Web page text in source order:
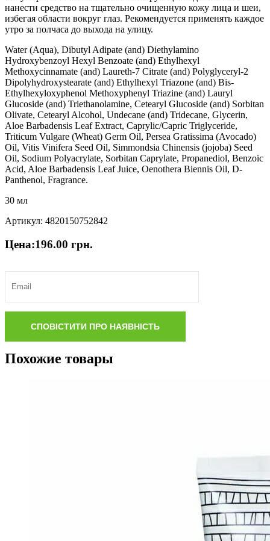
нанести средство на тщательно очищенную кожу лица и шеи,
избегая области вокруг глаз. Рекомендуется применять каждое
утро за полчаса до выхода на улицу.
Water (Aqua), Dibutyl Adipate (and) Diethylamino
Hydroxybenzoyl Hexyl Benzoate (and) Ethylhexyl
Methoxycinnamate (and) Laureth-7 Citrate (and) Polyglyceryl-2
Dipolyhydroxystearate (and) Ethylhexyl Triazone (and) Bis-
Ethylhexyloxyphenol Methoxyphenyl Triazine (and) Lauryl
Glucoside (and) Triethanolamine, Cetearyl Glucoside (and) Sorbitan
Olivate, Cetearyl Alcohol, Undecane (and) Tridecane, Glycerin,
Aloe Barbadensis Leaf Extract, Caprylic/Capric Triglyceride,
Triticum Vulgare (Wheat) Germ Oil, Persea Gratissima (Avocado)
Oil, Vitis Vinifera Seed Oil, Simmondsia Chinensis (jojoba) Seed
Oil, Sodium Polyacrylate, Sorbitan Caprylate, Propanediol, Benzoic
Acid, Aloe Barbadensis Leaf Juice, Oenothera Biennis Oil, D-
Panthenol, Fragrance.
30 мл
Артикул: 4820150752842
Цена:196.00 грн.
Похожие товары